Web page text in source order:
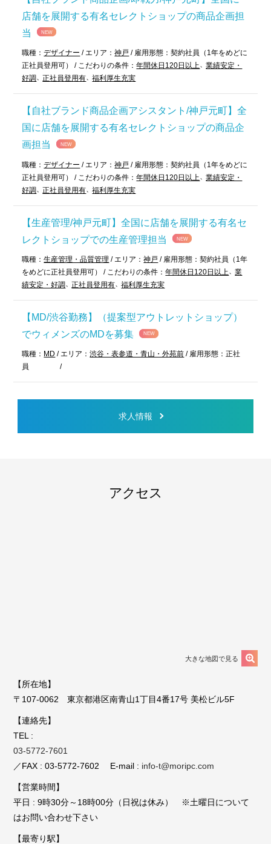
店舗を展開する有名セレクトショップの商品企画担
当
NEW
職種：デザイナー / エリア：神戸 /雇用形態：契約社員（1年をめどに
正社員登用可）
/ こだわりの条件：年間休日120日以上
業績安定・
好調
正社員登用有 福利厚生充実
【自社ブランド商品企画アシスタント/神戸元町】全
国に店舗を展開する有名セレクトショップの商品企
画担当
NEW
職種：デザイナー / エリア：神戸 /雇用形態：契約社員（1年をめどに
正社員登用可）
/ こだわりの条件：年間休日120日以上
業績安定・
好調
正社員登用有 福利厚生充実
【生産管理/神戸元町】全国に店舗を展開する有名セ
レクトショップでの生産管理担当
NEW
職種：生産管理・品質管理 / エリア：神戸 /雇用形態：契約社員（1年
をめどに正社員登用可）
/ こだわりの条件：年間休日120日以上
業
績安定・好調
正社員登用有 福利厚生充実
【MD/渋谷勤務】（提案型アウトレットショップ）
でウィメンズのMDを募集
NEW
職種： MD / エリア：渋谷・表参道・青山・外苑前 /雇用形態：正社
員
/
求人情報
アクセス
大きな地図で見る
【所在地】
〒107-0062 東京都港区南青山1丁目4番17号 美松ビル5F
【連絡先】
TEL :
03-5772-7601
／FAX : 03-5772-7602 E-mail : info-t@moripc.com
【営業時間】
平日 : 9時30分～18時00分（日祝は休み） ※土曜日について
はお問い合わせ下さい
【最寄り駅】